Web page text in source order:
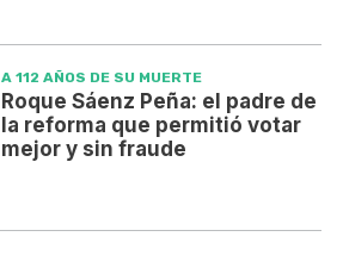
A 112 AÑOS DE SU MUERTE
Roque Sáenz Peña: el padre de
la reforma que permitió votar
mejor y sin fraude